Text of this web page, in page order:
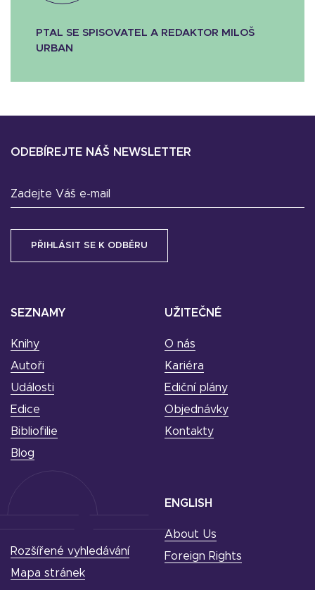
PTAL SE SPISOVATEL A REDAKTOR MILOŠ
URBAN
SEZNAMY
Knihy
Autoři
Události
Edice
Bibliofilie
Blog
UŽITEČNÉ
O nás
Kariéra
Ediční plány
Objednávky
Kontakty
ODEBÍREJTE NÁŠ NEWSLETTER
Zadejte Váš e-mail
ENGLISH
About Us
Foreign Rights
Rozšířené vyhledávání
Mapa stránek